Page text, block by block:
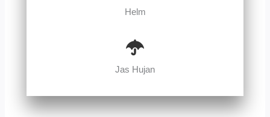
Helm
Jas Hujan